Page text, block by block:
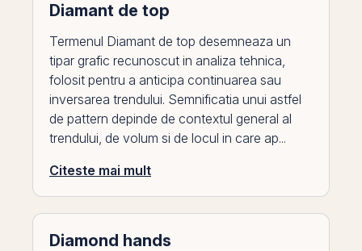
Diamant de top
Termenul Diamant de top desemneaza un
tipar grafic recunoscut in analiza tehnica,
folosit pentru a anticipa continuarea sau
inversarea trendului. Semnificatia unui astfel
de pattern depinde de contextul general al
trendului, de volum si de locul in care ap...
Citeste mai mult
Diamond hands